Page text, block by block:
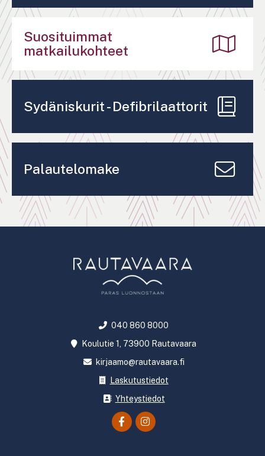
Suosituimmat
matkailukohteet
Sydäniskurit - Defibrilaattorit
Palautelomake
040 860 8000
Koulutie 1, 73900 Rautavaara
kirjaamo@rautavaara.fi
Laskutustiedot
Yhteystiedot